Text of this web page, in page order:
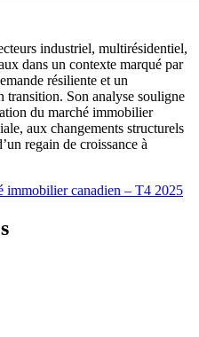
industriel, multirésidentiel,
dans un contexte marqué par
résiliente et un
transition. Son analyse souligne
du marché immobilier
aux changements structurels
regain de croissance à
immobilier canadien – T4 2025